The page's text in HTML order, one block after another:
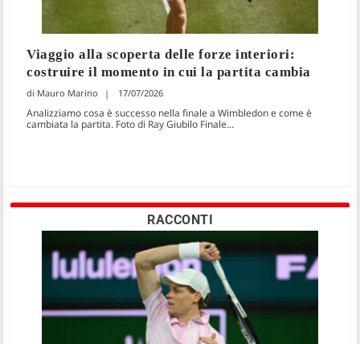
Viaggio alla scoperta delle forze interiori:
costruire il momento in cui la partita cambia
Mauro Marino 17/07/2026
Analizziamo cosa è successo nella finale a Wimbledon e come è
cambiata la partita. Foto di Ray Giubilo Finale...
RACCONTI